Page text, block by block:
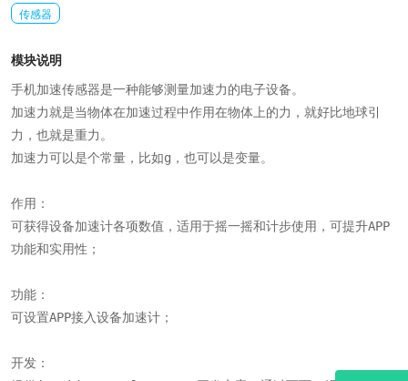
传感器
模块说明
手机加速传感器是一种能够测量加速力的电子设备。
加速力就是当物体在加速过程中作用在物体上的力，就好比地球引
力，也就是重力。
加速力可以是个常量，比如g，也可以是变量。
作用：
可获得设备加速计各项数值，适用于摇一摇和计步使用，可提升APP
功能和实用性；
功能：
可设置APP接入设备加速计；
开发：